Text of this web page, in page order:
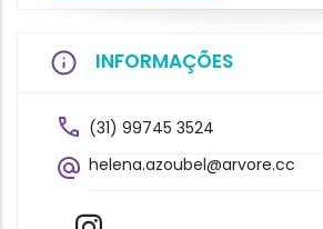
INFORMAÇÕES
(31) 99745 3524
helena.azoubel@arvore.cc